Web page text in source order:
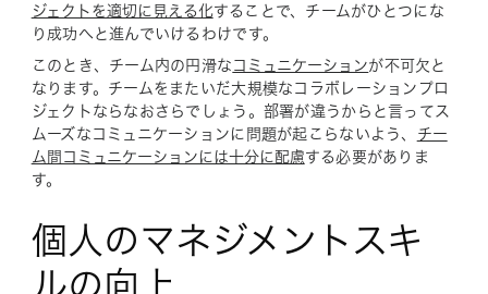
ジェクトを適切に見える化することで、チームがひとつにな
り成功へと進んでいけるわけです。
このとき、チーム内の円滑な コミュニケーションが不可欠と
なります。チームをまたいだ大規模なコラボレーションプロ
ジェクトならなおさらでしょう。部署が違うからと言ってス
ムーズなコミュニケーションに問題が起こらないよう、 チー
ム間コミュニケーションには十分に配慮する必要がありま
す。
個人のマネジメントスキ
ルの向上